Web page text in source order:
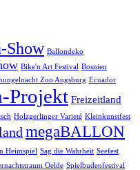
Show Ballondeko
Bike'n Art Festival Bosnien
Zoo Augsburg Ecuador
Projekt Freizeitland
Holzgerlinger Varieté Kleinkunstfest
megaBALLON
Heimspiel Sag die Wahrheit Seefest
Oelde Spielbudenfestival